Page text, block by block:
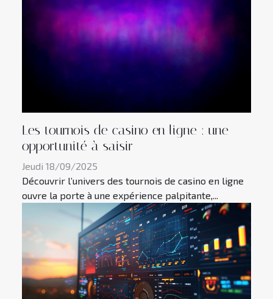
Les tournois de casino en ligne : une
opportunité à saisir
Jeudi 18/09/2025
Découvrir l’univers des tournois de casino en ligne
ouvre la porte à une expérience palpitante,...